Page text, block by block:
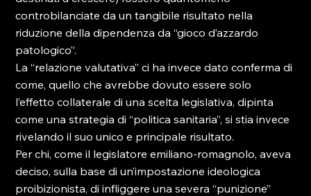
controbilanciate da un tangibile risultato nella
riduzione della dipendenza da “gioco d’azzardo
patologico”.
La “relazione valutativa” ci ha invece dato conferma di
come, quello che avrebbe dovuto essere solo
l’effetto collaterale di una scelta legislativa, dipinta
come una strategia di “politica sanitaria”, si stia invece
rivelando il suo unico e principale risultato.
Per chi, come il legislatore emiliano-romagnolo, aveva
deciso, sulla base di un’impostazione ideologica
proibizionista, di infliggere una severa “punizione”